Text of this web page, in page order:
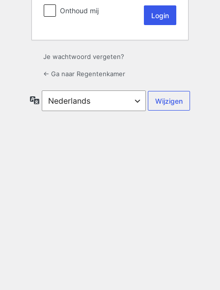
Onthoud mij
Je wachtwoord vergeten?
← Ga naar Regentenkamer
Taal